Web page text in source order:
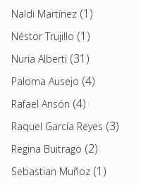
Naldi Martínez (1)
Néstor Trujillo (1)
Nuria Alberti (31)
Paloma Ausejo (4)
Rafael Ansón (4)
Raquel García Reyes (3)
Regina Buitrago (2)
Sebastian Muñoz (1)